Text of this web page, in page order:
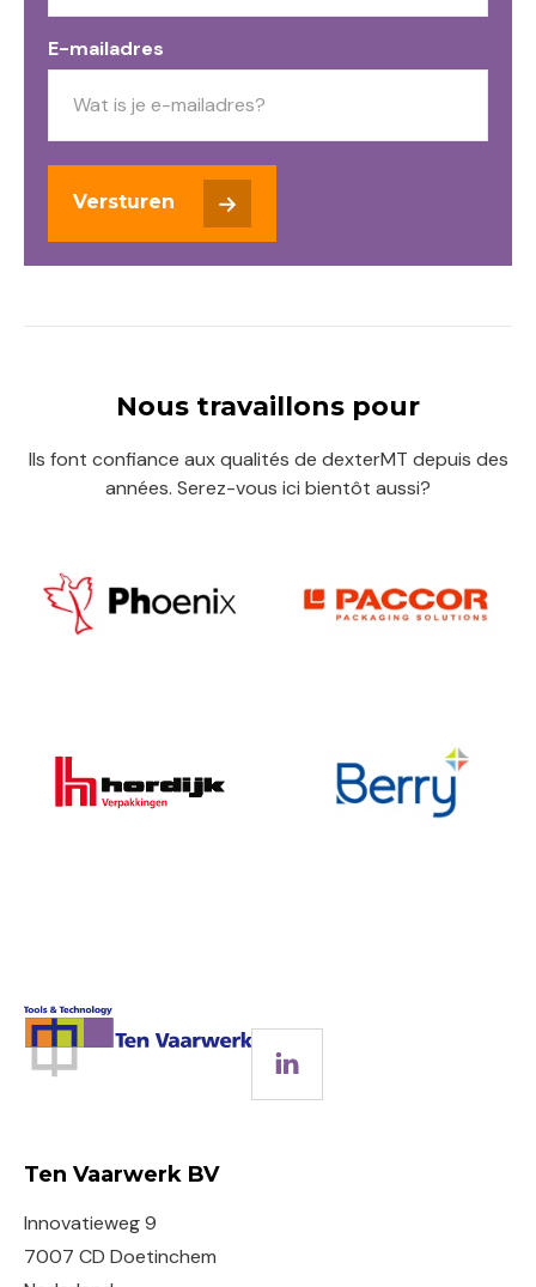
E-mailadres
Versturen
Nous travaillons pour
Ils font confiance aux qualités de dexterMT depuis des
années. Serez-vous ici bientôt aussi?
Ten Vaarwerk BV
Innovatieweg 9
7007 CD Doetinchem